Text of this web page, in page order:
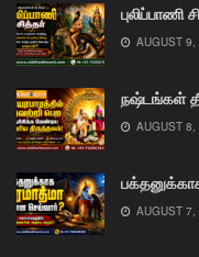
புலிப்பாணி
AUGUST 9,
நஷ்டங்கள்
AUGUST 8,
AUGUST 7,